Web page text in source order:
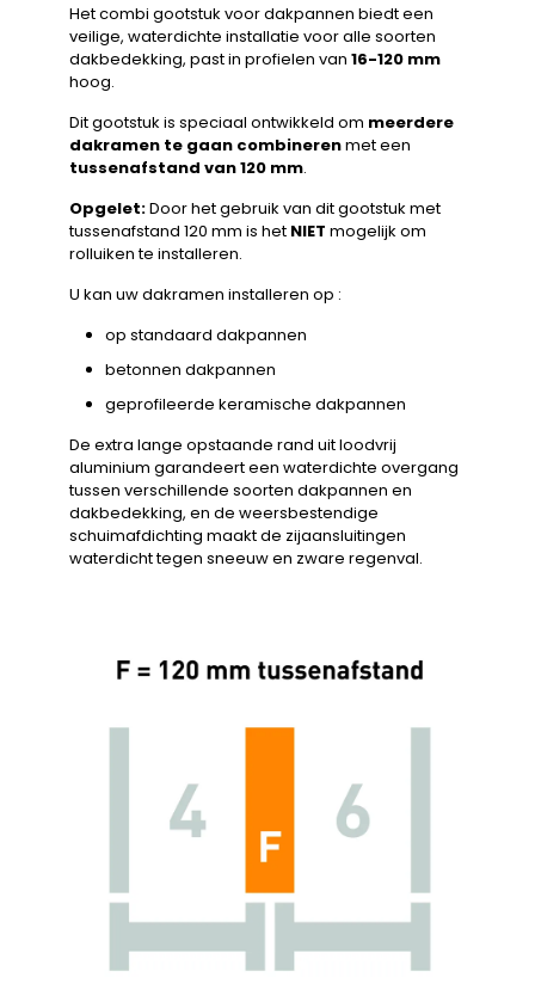
Het combi gootstuk voor dakpannen biedt een
veilige, waterdichte installatie voor alle soorten
dakbedekking, past in profielen van 16-120 mm
hoog.
Dit gootstuk is speciaal ontwikkeld om meerdere
dakramen te gaan combinerenmet een
tussenafstand van 120 mm.
Opgelet:Door het gebruik van dit gootstuk met
tussenafstand 120 mm is het NIET mogelijk om
rolluiken te installeren.
U kan uw dakramen installeren op :
op standaard dakpannen
betonnen dakpannen
geprofileerde keramische dakpannen
De extra lange opstaande rand uit loodvrij
aluminium garandeert een waterdichte overgang
tussen verschillende soorten dakpannen en
dakbedekking, en de weersbestendige
schuimafdichting maakt de zijaansluitingen
waterdicht tegen sneeuw en zware regenval.